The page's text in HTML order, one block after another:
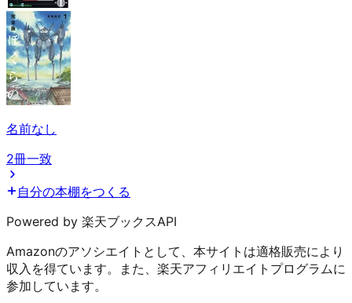
名前なし
2冊一致
自分の本棚をつくる
Powered by 楽天ブックスAPI
Amazonのアソシエイトとして、本サイトは適格販売により
収入を得ています。また、楽天アフィリエイトプログラムに
参加しています。